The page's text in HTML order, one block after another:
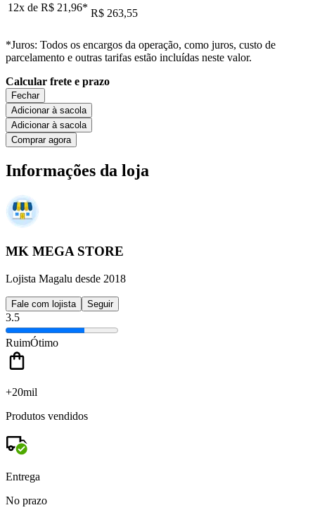
12x de R$ 21,96* R$ 263,55
*Juros: Todos os encargos da operação, como juros, custo de
parcelamento e outras tarifas estão incluídas neste valor.
Calcular frete e prazo
Fechar
Adicionar à sacola
Adicionar à sacola
Comprar agora
Informações da loja
MK MEGA STORE
Lojista Magalu desde 2018
Fale com lojista Seguir
3.5
RuimÓtimo
+20mil
Produtos vendidos
Entrega
No prazo